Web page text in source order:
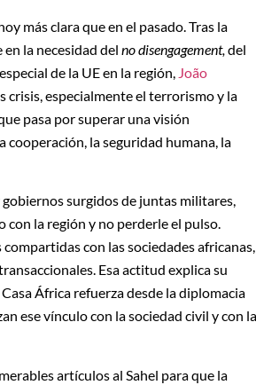
más clara que en el pasado. Tras la
la necesidad del no disengagement,del
de la UE en la región, João
crisis, especialmente el terrorismo y la
pasa por superar una visión
la seguridad humana, la
surgidos de juntas militares,
con la región y no perderle el pulso.
con las sociedades africanas,
Esa actitud explica su
África refuerza desde la diplomacia
ese vínculo con la sociedad civil y con
artículos al Sahel para que la